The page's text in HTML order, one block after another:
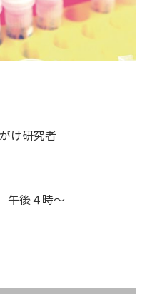
研究者
午後４時～